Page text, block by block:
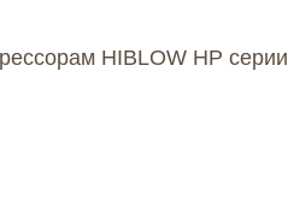
HIBLOW HP серии